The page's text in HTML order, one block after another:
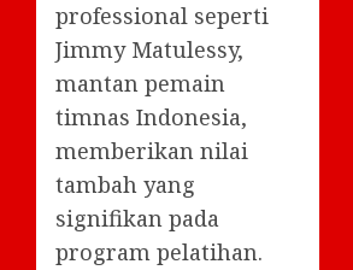
professional seperti
Jimmy Matulessy,
mantan pemain
timnas Indonesia,
memberikan nilai
tambah yang
signifikan pada
program pelatihan.